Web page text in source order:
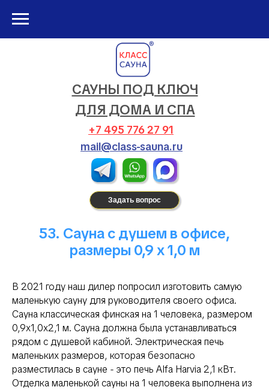
САУНЫ ПОД КЛЮЧ
ДЛЯ ДОМА И СПА
+7 495 776 27 91
mail@class-sauna.ru
Задать вопрос
53. Сауна с душем в офисе,
размеры 0,9 х 1,0 м
В 2021 году наш дилер попросил изготовить самую
маленькую сауну для руководителя своего офиса.
Сауна классическая финская на 1 человека, размером
0,9х1,0х2,1 м. Сауна должна была устанавливаться
рядом с душевой кабиной. Электрическая печь
маленьких размеров, которая безопасно
разместилась в сауне - это печь Alfa Harvia 2,1 кВт.
Отделка маленькой сауны на 1 человека выполнена из